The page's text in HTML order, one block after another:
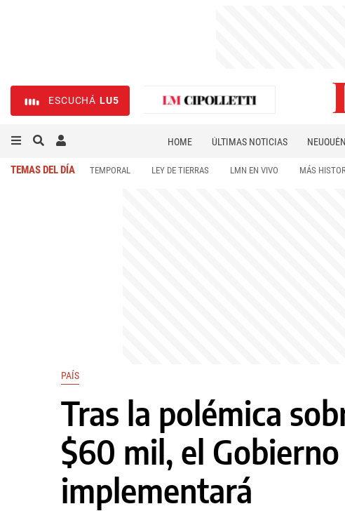
ESCUCHÁ LU5
HOME ÚLTIMAS NOTICIAS NEUQUÉN
TEMAS DEL DÍA TEMPORAL LEY DE TIERRAS LMN EN VIVO MÁS
PAÍS
Tras la polémica
$60 mil, el
implementará